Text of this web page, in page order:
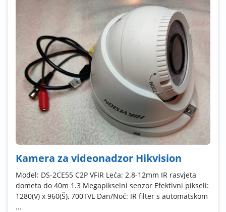
Kamera za videonadzor Hikvision
Model: DS-2CE55 C2P VFIR Leća: 2.8-12mm IR rasvjeta
dometa do 40m 1.3 Megapikselni senzor Efektivni pikseli:
1280(V) x 960(Š), 700TVL Dan/Noć: IR filter s automatskom
...